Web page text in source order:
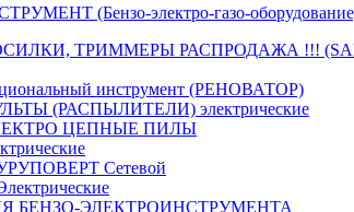
(Бензо-электро-газо-
ТРИММЕРЫ РАСПРОДАЖА !!!
инструмент (РЕНОВАТОР)
(РАСПЫЛИТЕЛИ) электрические
ЦЕПНЫЕ ПИЛЫ
Сетевой
БЕНЗО-ЭЛЕКТРОИНСТРУМЕНТА